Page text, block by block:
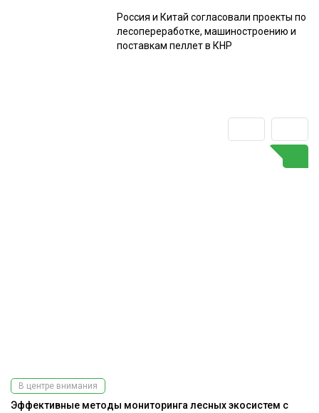
Россия и Китай согласовали проекты по
лесопереработке, машиностроению и
поставкам пеллет в КНР
В центре внимания
Эффективные методы мониторинга лесных экосистем с